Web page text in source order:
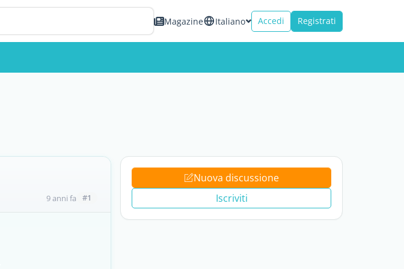
Magazine Italiano Accedi Registrati
9 anni fa #1
Nuova discussione
Iscriviti